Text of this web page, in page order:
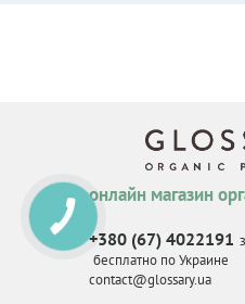
онлайн магазин
+380 (67) 4022191
бесплатно по Украине
contact@glossary.ua
КНОПКА
СВЯЗИ